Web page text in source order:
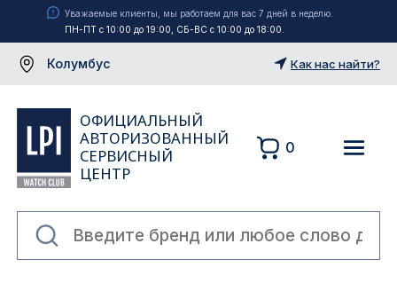
Уважаемые клиенты, мы работаем для вас 7 дней в неделю.
ПН-ПТ с 10:00 до 19:00, СБ-ВС с 10:00 до 18:00.
Колумбус Как нас найти?
ОФИЦИАЛЬНЫЙ
АВТОРИЗОВАННЫЙ
СЕРВИСНЫЙ
ЦЕНТР
0